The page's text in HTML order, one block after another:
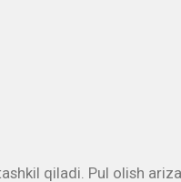
qiladi. Pul olish